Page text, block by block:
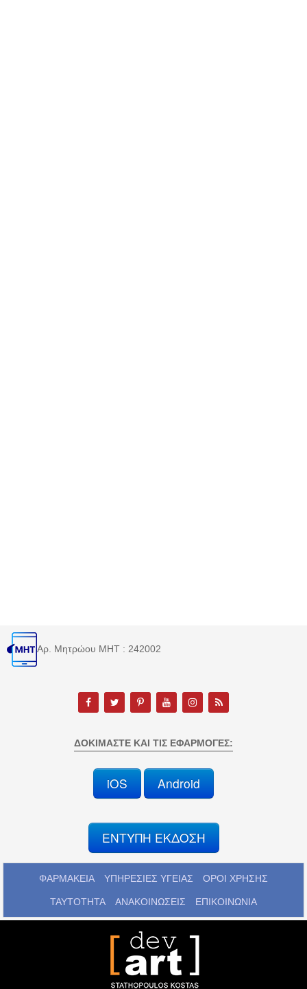
Αρ. Μητρώου MHT : 242002
ΔΟΚΙΜΆΣΤΕ ΚΑΙ ΤΙΣ ΕΦΑΡΜΟΓΈΣ:
iOS Android
ΕΝΤΥΠΗ ΕΚΔΟΣΗ
ΦΑΡΜΑΚΕΙΑ ΥΠΗΡΕΣΙΕΣ ΥΓΕΙΑΣ ΟΡΟΙ ΧΡΗΣΗΣ
ΤΑΥΤΟΤΗΤΑ ΑΝΑΚΟΙΝΩΣΕΙΣ ΕΠΙΚΟΙΝΩΝΙΑ